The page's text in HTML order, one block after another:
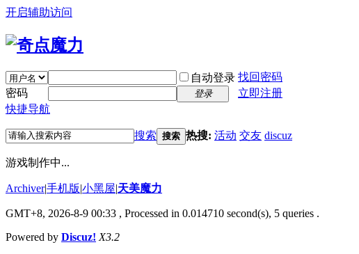
开启辅助访问
自动登录 找回密码
密码
登录
立即注册
快捷导航
搜索 搜索 热搜: 活动 交友 discuz
游戏制作中...
Archiver|手机版|小黑屋|天美魔力
GMT+8, 2026-8-9 00:33 , Processed in 0.014710 second(s), 5 queries .
Powered by Discuz! X3.2